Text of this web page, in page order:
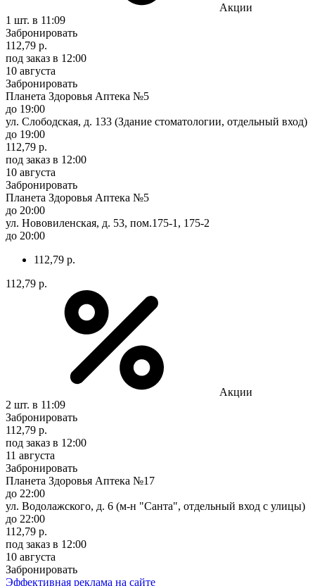
Акции
1 шт. в 11:09
Забронировать
112,79 р.
под заказ в 12:00
10 августа
Забронировать
Планета Здоровья Аптека №5
до 19:00
ул. Слободская, д. 133 (Здание стоматологии, отдельный вход)
до 19:00
112,79 р.
под заказ в 12:00
10 августа
Забронировать
Планета Здоровья Аптека №5
до 20:00
ул. Нововиленская, д. 53, пом.175-1, 175-2
до 20:00
112,79 р.
112,79 р.
Акции
2 шт. в 11:09
Забронировать
112,79 р.
под заказ в 12:00
11 августа
Забронировать
Планета Здоровья Аптека №17
до 22:00
ул. Водолажского, д. 6 (м-н "Санта", отдельный вход с улицы)
до 22:00
112,79 р.
под заказ в 12:00
10 августа
Забронировать
Эффективная реклама на сайте